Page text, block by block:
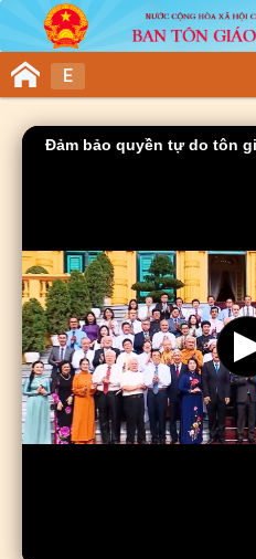
E
Đảm bảo quyền tự do tôn